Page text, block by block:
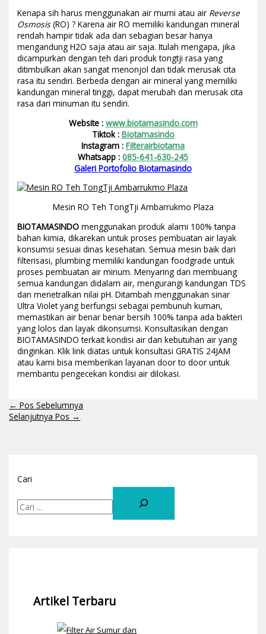
Kenapa sih harus menggunakan air murni atau air Reverse
Osmosis(RO) ? Karena air RO memiliki kandungan mineral
rendah hampir tidak ada dan sebagian besar hanya
mengandung H2O saja atau air saja. Itulah mengapa, jika
dicampurkan dengan teh dari produk tongtji rasa yang
ditimbulkan akan sangat menonjol dan tidak merusak cita
rasa itu sendiri. Berbeda dengan air mineral yang memiliki
kandungan mineral tinggi, dapat merubah dan merusak cita
rasa dari minuman itu sendiri.
Website : www.biotamasindo.com
Tiktok : Biotamasindo
Instagram : Filterairbiotama
Whatsapp : 085-641-630-245
Galeri Portofolio Biotamasindo
Mesin RO Teh TongTji Ambarrukmo Plaza
BIOTAMASINDOmenggunakan produk alami 100% tanpa
bahan kimia, dikarekan untuk proses pembuatan air layak
konsumsi sesuai dinas kesehatan. Semua mesin baik dari
filterisasi, plumbing memiliki kandungan foodgrade untuk
proses pembuatan air minum. Menyaring dan membuang
semua kandungan didalam air, mengurangi kandungan TDS
dan menetralkan nilai pH. Ditambah menggunakan sinar
Ultra Violet yang berfungsi sebagai pembunuh kuman,
memastikan air benar benar bersih 100% tanpa ada bakteri
yang lolos dan layak dikonsumsi. Konsultasikan dengan
BIOTAMASINDO terkait kondisi air dan kebutuhan air yang
dinginkan. Klik link diatas untuk konsultasi GRATIS 24JAM
atau kami bisa memberikan layanan door to door untuk
membantu pengecekan kondisi air dilokasi.
← Pos Sebelumnya
Selanjutnya Pos →
Cari
Artikel Terbaru